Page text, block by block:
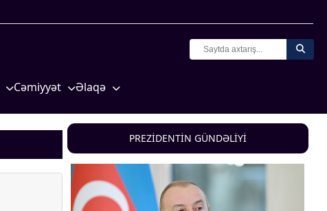
Cəmiyyət
Siyasət
Məhkəmə və hüquq
Əlaqə
PREZİDENTİN GÜNDƏLİYİ